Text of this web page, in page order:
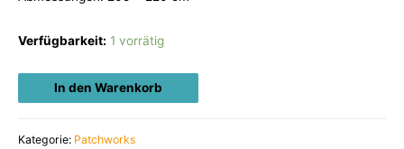
Verfügbarkeit: 1 vorrätig
In den Warenkorb
Kategorie: Patchworks